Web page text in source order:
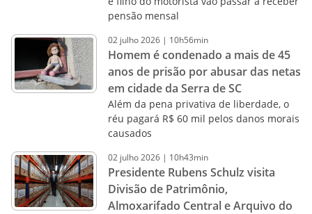
pensão mensal
02 julho2026 | 10h56min
Homem é condenado a mais de 45
anos de prisão por abusar das netas
em cidade da Serra de SC
Além da pena privativa de liberdade, o
réu pagará R$ 60 mil pelos danos morais
causados
02 julho2026 | 10h43min
Presidente Rubens Schulz visita
Divisão de Patrimônio,
Almoxarifado Central e Arquivo do